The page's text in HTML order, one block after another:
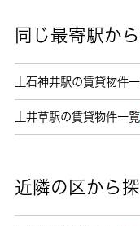
同じ最寄駅か
上石神井駅の賃貸物件
上井草駅の賃貸物件一覧
近隣の区から